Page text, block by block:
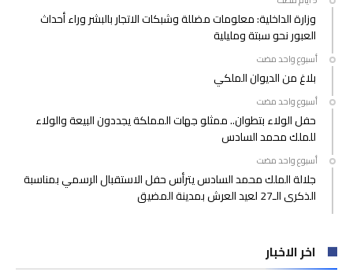
وزارة الداخلية: معلومات مضللة وشبكات الاتجار بالبشر وراء أحداث
العبور نحو سبتة ومليلية
‫‫‫‏‫أسبوع واحد مضت‬
بلاغ من الديوان الملكي
‫‫‫‏‫أسبوع واحد مضت‬
حفل الولاء بتطوان.. ممثلو جهات المملكة يجددون البيعة والولاء
للملك محمد السادس
‫‫‫‏‫أسبوع واحد مضت‬
جلالة الملك محمد السادس يترأس حفل الاستقبال الرسمي بمناسبة
الذكرى الـ27 لعيد العرش بمدينة المضيق
اخر الاخبار